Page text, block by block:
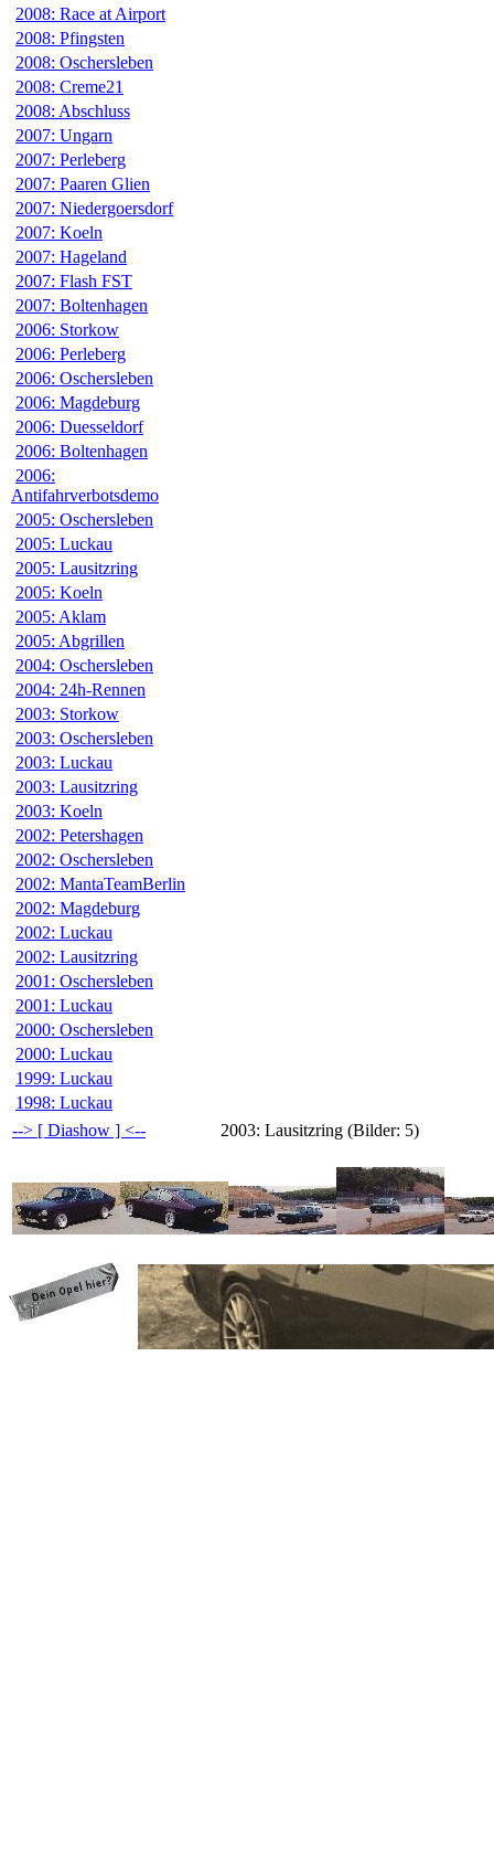
2008: Race at Airport
2008: Pfingsten
2008: Oschersleben
2008: Creme21
2008: Abschluss
2007: Ungarn
2007: Perleberg
2007: Paaren Glien
2007: Niedergoersdorf
2007: Koeln
2007: Hageland
2007: Flash FST
2007: Boltenhagen
2006: Storkow
2006: Perleberg
2006: Oschersleben
2006: Magdeburg
2006: Duesseldorf
2006: Boltenhagen
2006:
Antifahrverbotsdemo
2005: Oschersleben
2005: Luckau
2005: Lausitzring
2005: Koeln
2005: Aklam
2005: Abgrillen
2004: Oschersleben
2004: 24h-Rennen
2003: Storkow
2003: Oschersleben
2003: Luckau
2003: Lausitzring
2003: Koeln
2002: Petershagen
2002: Oschersleben
2002: MantaTeamBerlin
2002: Magdeburg
2002: Luckau
2002: Lausitzring
2001: Oschersleben
2001: Luckau
2000: Oschersleben
2000: Luckau
1999: Luckau
1998: Luckau
2003: Lausitzring (Bilder: 5)
--> [ Diashow ] <--